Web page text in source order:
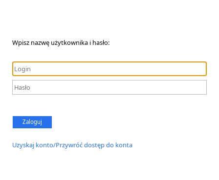
Wpisz nazwę użytkownika i hasło:
Zaloguj
Uzyskaj konto/Przywróć dostęp do konta